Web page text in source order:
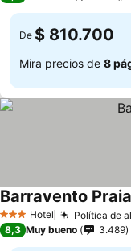
De $ 810.700
Mira precios de 8
3 Estrellas
Hotel Política de
Barravento
8,3 Muy bueno 3.489